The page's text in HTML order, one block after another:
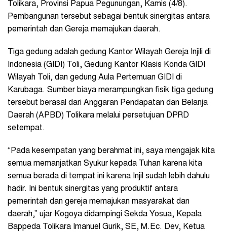
Tolikara, Provinsi Papua Pegunungan, Kamis (4/8).
Pembangunan tersebut sebagai bentuk sinergitas antara
pemerintah dan Gereja memajukan daerah.
Tiga gedung adalah gedung Kantor Wilayah Gereja Injili di
Indonesia (GIDI) Toli, Gedung Kantor Klasis Konda GIDI
Wilayah Toli, dan gedung Aula Pertemuan GIDI di
Karubaga. Sumber biaya merampungkan fisik tiga gedung
tersebut berasal dari Anggaran Pendapatan dan Belanja
Daerah (APBD) Tolikara melalui persetujuan DPRD
setempat.
“Pada kesempatan yang berahmat ini, saya mengajak kita
semua memanjatkan Syukur kepada Tuhan karena kita
semua berada di tempat ini karena Injil sudah lebih dahulu
hadir. Ini bentuk sinergitas yang produktif antara
pemerintah dan gereja memajukan masyarakat dan
daerah,” ujar Kogoya didampingi Sekda Yosua, Kepala
Bappeda Tolikara Imanuel Gurik, SE, M.Ec. Dev, Ketua